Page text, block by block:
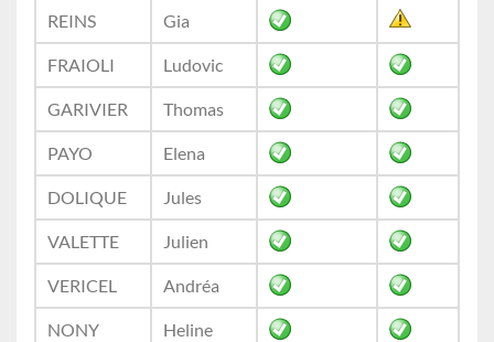
REINS Gia
FRAIOLI Ludovic
GARIVIER Thomas
PAYO Elena
DOLIQUE Jules
VALETTE Julien
VERICEL Andréa
NONY Heline